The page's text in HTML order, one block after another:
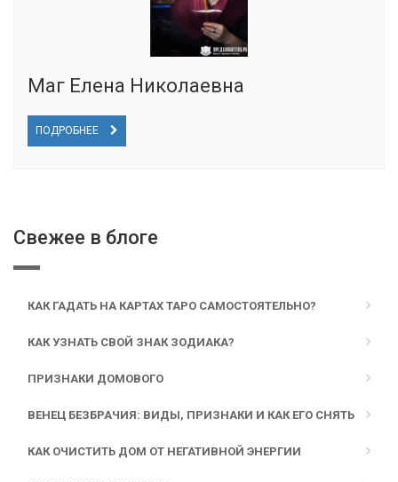
Маг Елена Николаевна
ПОДРОБНЕЕ
Свежее в блоге
КАК ГАДАТЬ НА КАРТАХ ТАРО САМОСТОЯТЕЛЬНО?
КАК УЗНАТЬ СВОЙ ЗНАК ЗОДИАКА?
ПРИЗНАКИ ДОМОВОГО
ВЕНЕЦ БЕЗБРАЧИЯ: ВИДЫ, ПРИЗНАКИ И КАК ЕГО СНЯТЬ
КАК ОЧИСТИТЬ ДОМ ОТ НЕГАТИВНОЙ ЭНЕРГИИ